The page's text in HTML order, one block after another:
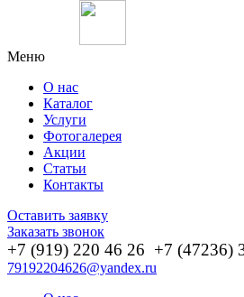
Меню
О нас
Каталог
Услуги
Фотогалерея
Акции
Статьи
Контакты
Оставить заявку
Заказать звонок
+7 (919) 220 46 26 +7 (47236)
79192204626@yandex.ru